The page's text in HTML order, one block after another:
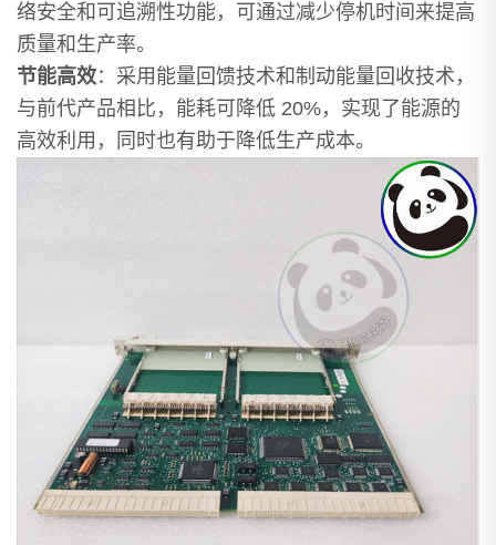
络安全和可追溯性功能，可通过减少停机时间来提高
质量和生产率。
节能高效：采用能量回馈技术和制动能量回收技术，
与前代产品相比，能耗可降低 20%，实现了能源的
高效利用，同时也有助于降低生产成本。